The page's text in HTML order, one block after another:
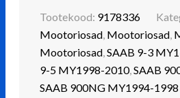
Tootekood: 9178336
Mootoriosad, Mootoriosad,
Mootoriosad,SAAB 9-3
9-5 MY1998-2010,SAAB
SAAB 900NG MY1994-1998